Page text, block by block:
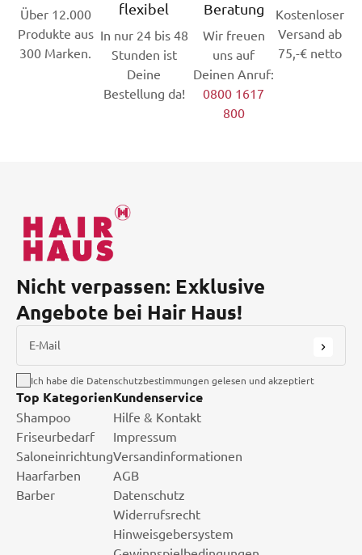
Über 12.000
Produkte aus
300 Marken.
flexibel
In nur 24 bis 48
Stunden ist
Deine
Bestellung da!
Beratung
Wir freuen
uns auf
Deinen Anruf:
0800 1617
800
Kostenloser
Versand ab
75,-€ netto
Nicht verpassen: Exklusive
Angebote bei Hair Haus!
E-Mail
Ich habe die Datenschutzbestimmungen gelesen und akzeptiert
Top Kategorien
Shampoo
Friseurbedarf
Saloneinrichtung
Haarfarben
Barber
Kundenservice
Hilfe & Kontakt
Impressum
Versandinformationen
AGB
Datenschutz
Widerrufsrecht
Hinweisgebersystem